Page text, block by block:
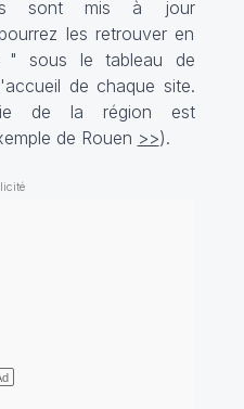
sont mis à jour
les retrouver en
" sous le tableau de
de chaque site.
de la région est
de Rouen >>).